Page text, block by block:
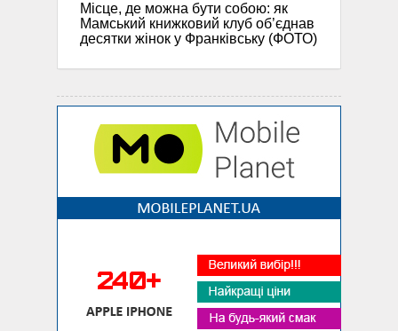
Місце, де можна бути собою: як
Мамський книжковий клуб об’єднав
десятки жінок у Франківську (ФОТО)